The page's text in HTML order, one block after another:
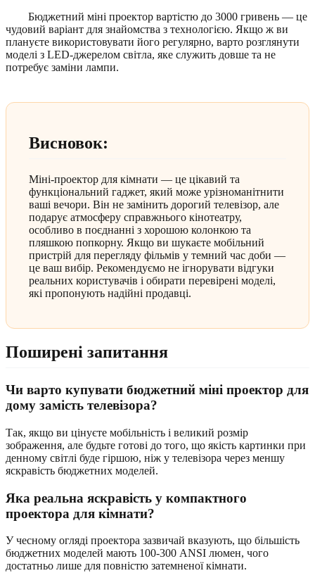
Бюджетний міні проектор вартістю до 3000 гривень — це
чудовий варіант для знайомства з технологією. Якщо ж ви
плануєте використовувати його регулярно, варто розглянути
моделі з LED-джерелом світла, яке служить довше та не
потребує заміни лампи.
Висновок:
Міні-проектор для кімнати — це цікавий та
функціональний гаджет, який може урізноманітнити
ваші вечори. Він не замінить дорогий телевізор, але
подарує атмосферу справжнього кінотеатру,
особливо в поєднанні з хорошою колонкою та
пляшкою попкорну. Якщо ви шукаєте мобільний
пристрій для перегляду фільмів у темний час доби —
це ваш вибір. Рекомендуємо не ігнорувати відгуки
реальних користувачів і обирати перевірені моделі,
які пропонують надійні продавці.
Поширені запитання
Чи варто купувати бюджетний міні проектор для
дому замість телевізора?
Так, якщо ви цінуєте мобільність і великий розмір
зображення, але будьте готові до того, що якість картинки при
денному світлі буде гіршою, ніж у телевізора через меншу
яскравість бюджетних моделей.
Яка реальна яскравість у компактного
проектора для кімнати?
У чесному огляді проектора зазвичай вказують, що більшість
бюджетних моделей мають 100-300 ANSI люмен, чого
достатньо лише для повністю затемненої кімнати.